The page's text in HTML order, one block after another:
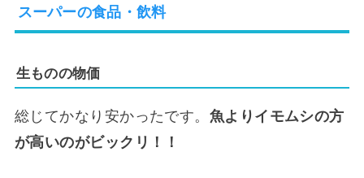
スーパーの食品・飲料
生ものの物価
総じてかなり安かったです。 魚よりイモムシの方
が高いのがビックリ！！